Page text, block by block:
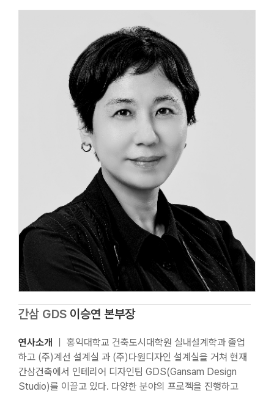
간삼 GDS이승연 본부장
연사소개 ｜ 홍익대학교 건축도시대학원 실내설계학과 졸업
하고 (주)계선 설계실 과 (주)다원디자인 설계실을 거쳐 현재
간삼건축에서 인테리어 디자인팀 GDS(Gansam Design
Studio)를 이끌고 있다. 다양한 분야의 프로젝을 진행하고